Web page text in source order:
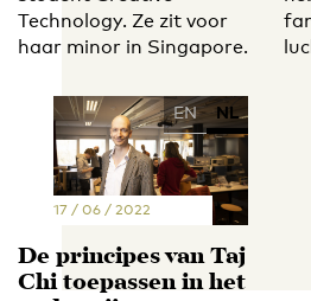
Technology. Ze zit voor
haar minor in Singapore.
EN NL
17 / 06 / 2022
De principes van Taj
Chi toepassen in het